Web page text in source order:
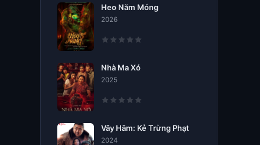
Heo Năm Móng
2026
Nhà Ma Xó
2025
Vây Hãm: Kẻ Trừng Phạt
2024